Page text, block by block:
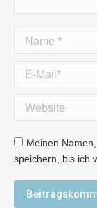
Name *
E-Mail *
Website
Meinen
speichern, bis ich